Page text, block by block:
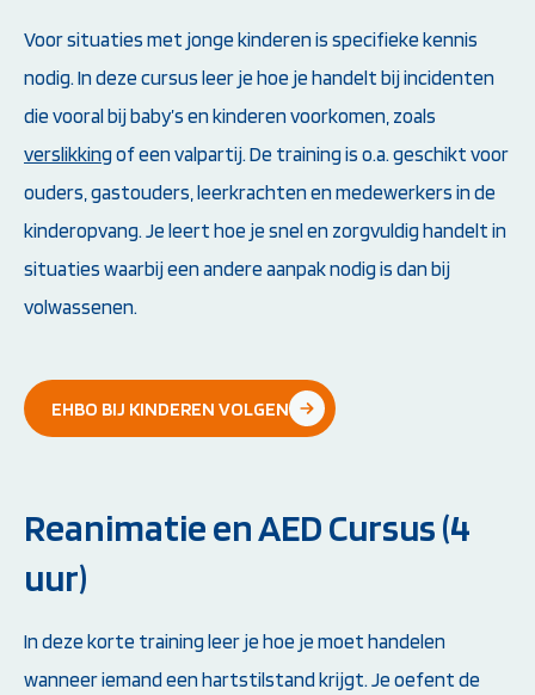
Voor situaties met jonge kinderen is specifieke kennis
nodig. In deze cursus leer je hoe je handelt bij incidenten
die vooral bij baby’s en kinderen voorkomen, zoals
verslikking of een valpartij. De training is o.a. geschikt voor
ouders, gastouders, leerkrachten en medewerkers in de
kinderopvang. Je leert hoe je snel en zorgvuldig handelt in
situaties waarbij een andere aanpak nodig is dan bij
volwassenen.
EHBO BIJ KINDEREN VOLGEN
Reanimatie en AED Cursus (4
uur)
In deze korte training leer je hoe je moet handelen
wanneer iemand een hartstilstand krijgt. Je oefent de